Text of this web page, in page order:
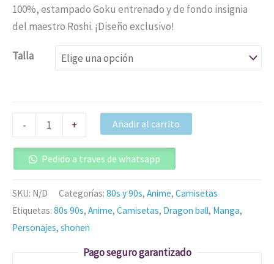
100%, estampado Goku entrenado y de fondo insignia
del maestro Roshi. ¡Diseño exclusivo!
Talla
- + Añadir al carrito
Pedido a traves de whatsapp
SKU: N/D Categorías: 80s y 90s, Anime, Camisetas
Etiquetas: 80s 90s, Anime, Camisetas, Dragon ball, Manga,
Personajes, shonen
Pago seguro garantizado